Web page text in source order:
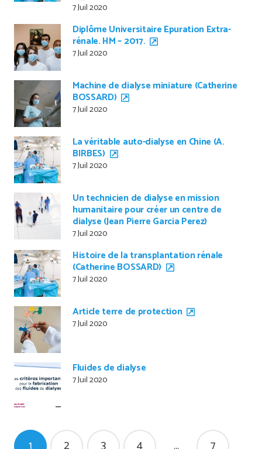
7 Juil 2020
Diplôme Universitaire Epuration Extra-
rénale. HM – 2017.
7 Juil 2020
Machine de dialyse miniature (Catherine
BOSSARD)
7 Juil 2020
La véritable auto-dialyse en Chine (A.
BIRBES)
7 Juil 2020
Un technicien de dialyse en mission
humanitaire pour créer un centre de
dialyse (Jean Pierre Garcia Perez)
7 Juil 2020
Histoire de la transplantation rénale
(Catherine BOSSARD)
7 Juil 2020
Article terre de protection
7 Juil 2020
Fluides de dialyse
7 Juil 2020
Pagination